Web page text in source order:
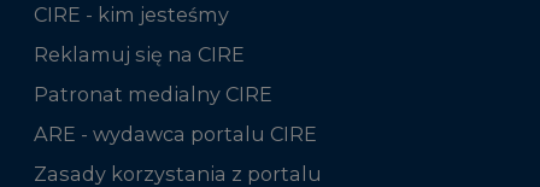
CIRE - kim jesteśmy
Reklamuj się na CIRE
Patronat medialny CIRE
ARE - wydawca portalu CIRE
Zasady korzystania z portalu